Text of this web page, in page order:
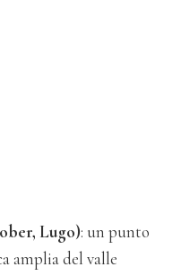
Lugo): un punto
amplia del valle